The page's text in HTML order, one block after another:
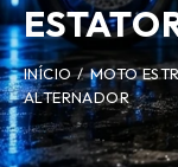
INÍCIO / MOTO
ALTERNADOR